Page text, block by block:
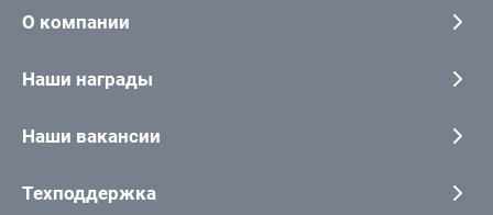
О компании
Наши награды
Наши вакансии
Техподдержка